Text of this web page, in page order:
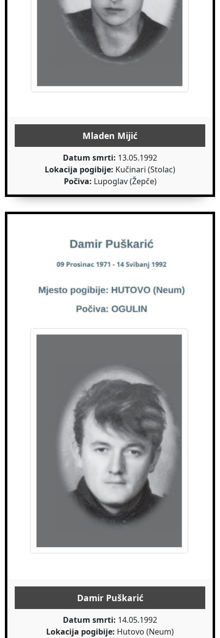
Mladen Mijić
Datum smrti: 13.05.1992
Lokacija pogibije: Kučinari (Stolac)
Počiva: Lupoglav (Žepče)
Damir Puškarić
Datum smrti: 14.05.1992
Lokacija pogibije: Hutovo (Neum)